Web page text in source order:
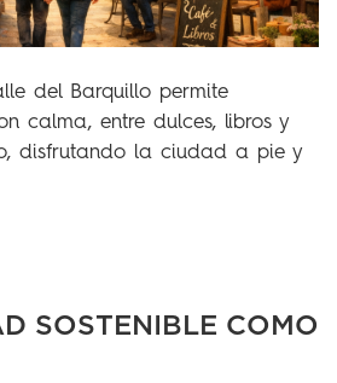
del Barquillo permite
calma, entre dulces, libros y
disfrutando la ciudad a pie y
SOSTENIBLE COMO